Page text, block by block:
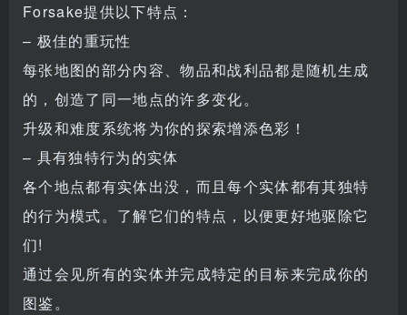
Forsake提供以下特点：
– 极佳的重玩性
每张地图的部分内容、物品和战利品都是随机生成
的，创造了同一地点的许多变化。
升级和难度系统将为你的探索增添色彩！
– 具有独特行为的实体
各个地点都有实体出没，而且每个实体都有其独特
的行为模式。了解它们的特点，以便更好地驱除它
们!
通过会见所有的实体并完成特定的目标来完成你的
图鉴。